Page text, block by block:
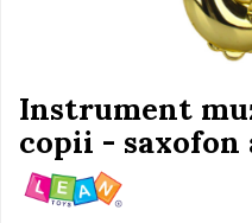
Caluti balansoar
Interactive, educative si
muzicale
Figurine
Ingrijire cosmetica mamici
Perioada Sarcinii
Pompe de san
Sisteme De Purtare
Instrument
copii - saxofon